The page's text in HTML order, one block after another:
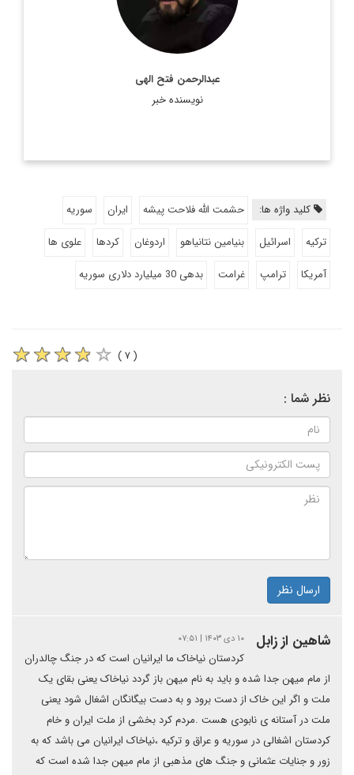
عبدالرحمن فتح الهی
نویسنده خبر
اطلاعات بیشتر
کلید واژه ها: حشمت الله فلاحت پیشه ایران
سوریه
ترکیه
اسرائیل بنیامین نتانیاهو اردوغان کردها
علوی ها
آمریکا
ترامپ غرامت بدهی 30 میلیارد دلاری سوریه
( ۷ )
نظر شما :
ارسال نظر
شاهین از زابل ۱۰ دی ۱۴۰۳ | ۰۷:۵۱
کردستان نیاخاک ما ایرانیان است که در جنگ چالدران
از مام میهن جدا شده و باید به نام میهن باز گردد نیاخاک یعنی بقای یک
ملت و اگر این خاک از دست برود و به دست بیگانگان اشغال شود یعنی
ملت در آستانه ی نابودی هست .مردم کرد بخشی از ملت ایران و خام
کردستان اشغالی در سوریه و عراق و ترکیه ،نیاخاک ایرانیان می باشد که به
زور و جنایات عثمانی و جنگ های مذهبی از مام میهن جدا شده است که